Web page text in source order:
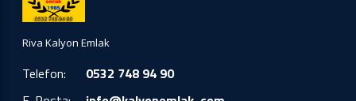
Riva Kalyon Emlak
Telefon:
0532 748 94 90